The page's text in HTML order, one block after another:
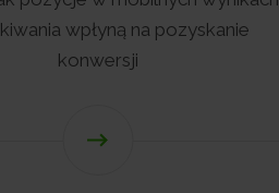
wpłyną na pozyskanie
konwersji